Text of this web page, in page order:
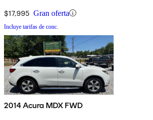
$17,995 Gran oferta
Incluye tarifas de conc.
2014 Acura MDX FWD